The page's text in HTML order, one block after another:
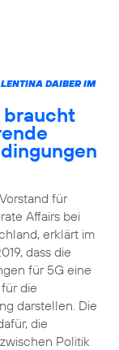
DAIBER IM
für
Affairs bei
erklärt im
dass die
für 5G eine
die
darstellen. Die
die
Politik